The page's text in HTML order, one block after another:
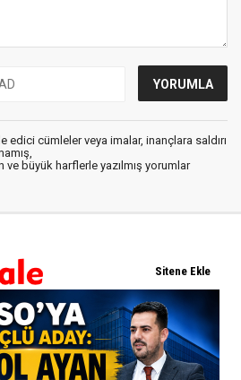
edici cümleler veya imalar, inançlara saldırı
ve büyük harflerle yazılmış yorumlar